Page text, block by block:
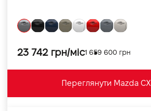
23 742 грн/міс1 659 600 грн
Переглянути Mazda